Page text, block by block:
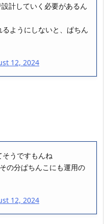
計していく必要があるん
ようにしないと、ぱちん
12, 2024
うですもんね
の分ぱちんこにも運用の
12, 2024